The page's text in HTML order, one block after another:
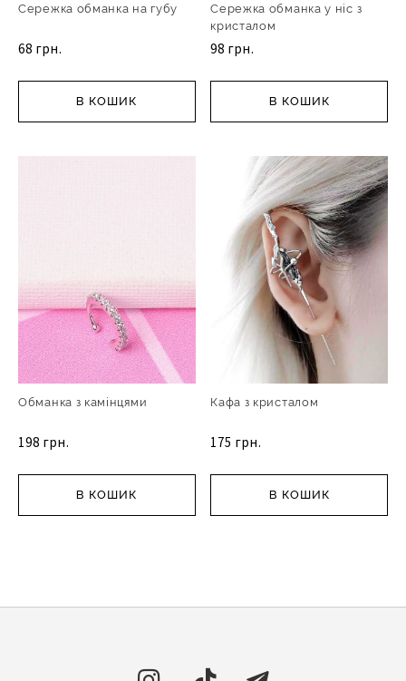
Сережка обманка на губу
68 грн.
В КОШИК
Сережка обманка у ніс з
кристалом
98 грн.
В КОШИК
Обманка з камінцями
198 грн.
В КОШИК
Кафа з кристалом
175 грн.
В КОШИК